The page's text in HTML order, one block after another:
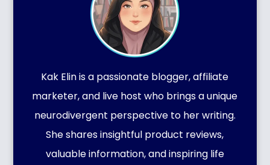
Kak Elin is a passionate blogger, affiliate
marketer, and live host who brings a unique
neurodivergent perspective to her writing.
She shares insightful product reviews,
valuable information, and inspiring life